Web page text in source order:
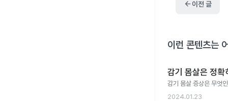
arrow_back이전 글
이런 콘텐츠는
감기 몸살은 정
감기 몸살 증상은 무엇
2024.01.23